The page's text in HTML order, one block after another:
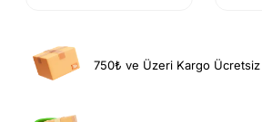
750₺ ve Üzeri Kargo Ücretsiz